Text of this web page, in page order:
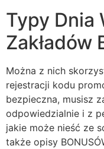
Typy Dnia
Zakładów
Można z nich
rejestracji kodu
bezpieczna, musisz
odpowiedzialnie i z
jakie może nieść ze
także opisy